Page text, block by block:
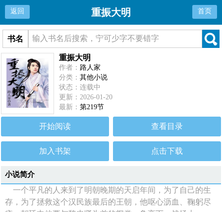
返回 重振大明 首页
书名
重振大明
作者： 路人家
分类：其他小说
状态：连载中
更新：2026-01-20
最新：第219节
开始阅读 查看目录
加入书架 点击下载
小说简介
一个平凡的人来到了明朝晚期的天启年间，为了自己的生
存，为了拯救这个汉民族最后的王朝，他呕心沥血、鞠躬尽